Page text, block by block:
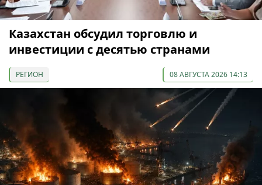
Казахстан обсудил торговлю и
инвестиции с десятью странами
РЕГИОН 08 АВГУСТА 2026 14:13